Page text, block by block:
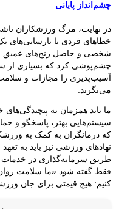
چشم‌انداز پایانی
در نهایت، مرگ ورزشکاران
خطاهای فردی یا نارسایی‌های
شخصی و حاصل رنج‌های عمیق
چشم‌پوشی کرد که بسیاری از
آسیب‌پذیری را مجازات و
می‌نگرند.
ما باید همزمان به پیچیدگی‌های
سیستم‌هایی بهتر، پاسخگو و
که درمانگران به کمک به
نهادهای ورزشی نیز باید به
طریق سرمایه‌گذاری در خدمات
فقط گفته شود «ما سلامت روان
کنیم: هیچ قیمتی برای جان